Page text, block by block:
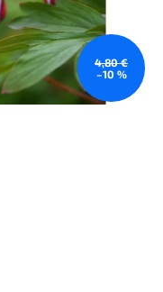
4,80 €
–10 %